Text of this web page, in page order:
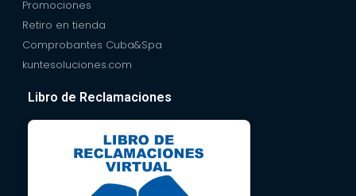
Promociones
Retiro en tienda
Comprobantes Cuba&Spa
kuntesoluciones.com
Libro de Reclamaciones